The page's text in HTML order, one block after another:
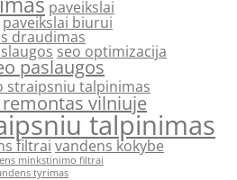
paveikslai
paveikslai biurui
draudimas
seo optimizacija
paslaugos
straipsniu talpinimas
vilniuje
talpinimas
filtrai vandens kokybe
minkstinimo filtrai
tyrimas